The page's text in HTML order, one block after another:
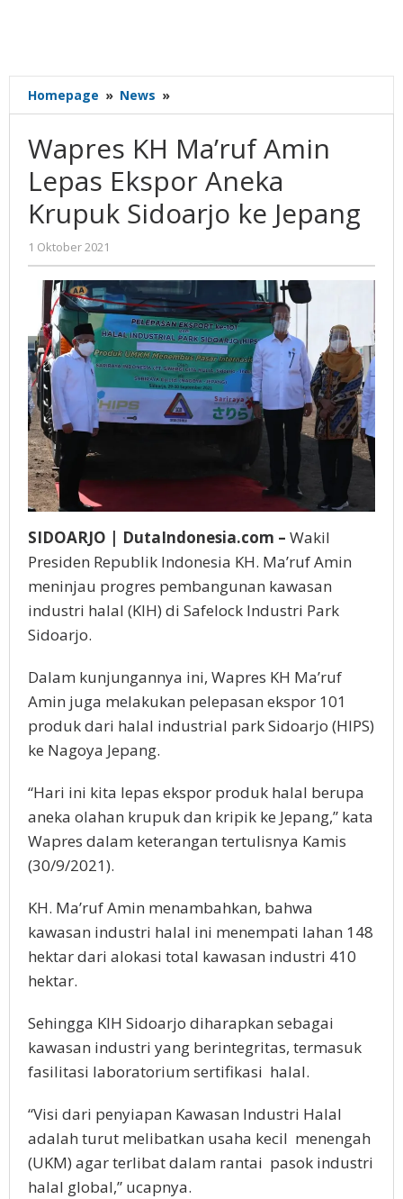
Homepage » News »
KH
Amin
Ekspor
Aneka
Krupuk
ke
Jepang
Wapres KH Ma’ruf Amin
Lepas Ekspor Aneka
Krupuk Sidoarjo ke Jepang
1 Oktober 2021
Gatot
Susanto
SIDOARJO | DutaIndonesia.com – Wakil
Presiden Republik Indonesia KH. Ma’ruf Amin
meninjau progres pembangunan kawasan
industri halal (KIH) di Safelock Industri Park
Sidoarjo.
Dalam kunjungannya ini, Wapres KH Ma’ruf
Amin juga melakukan pelepasan ekspor 101
produk dari halal industrial park Sidoarjo (HIPS)
ke Nagoya Jepang.
“Hari ini kita lepas ekspor produk halal berupa
aneka olahan krupuk dan kripik ke Jepang,” kata
Wapres dalam keterangan tertulisnya Kamis
(30/9/2021).
KH. Ma’ruf Amin menambahkan, bahwa
kawasan industri halal ini menempati lahan 148
hektar dari alokasi total kawasan industri 410
hektar.
Sehingga KIH Sidoarjo diharapkan sebagai
kawasan industri yang berintegritas, termasuk
fasilitasi laboratorium sertifikasi halal.
“Visi dari penyiapan Kawasan Industri Halal
adalah turut melibatkan usaha kecil menengah
(UKM) agar terlibat dalam rantai pasok industri
halal global,” ucapnya.